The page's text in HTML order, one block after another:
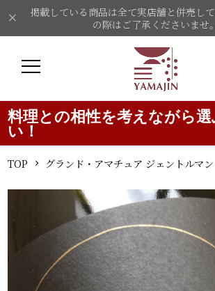
掲載している商品は全て実店舗と併売し
の際はご了承くださいませ。
料理との相性を考えながら
い！
TOP